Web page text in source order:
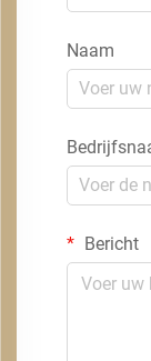
Naam
Bericht